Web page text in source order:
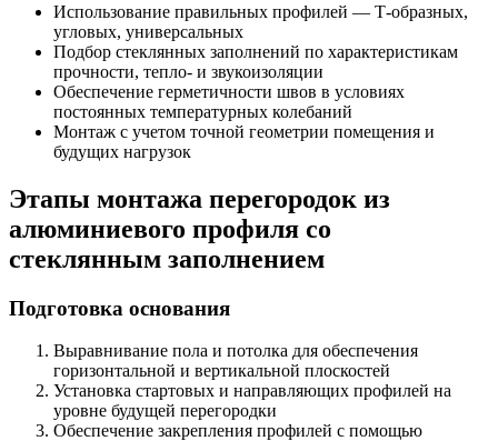
Использование правильных профилей — Т-образных,
угловых, универсальных
Подбор стеклянных заполнений по характеристикам
прочности, тепло- и звукоизоляции
Обеспечение герметичности швов в условиях
постоянных температурных колебаний
Монтаж с учетом точной геометрии помещения и
будущих нагрузок
Этапы монтажа перегородок из
алюминиевого профиля со
стеклянным заполнением
Подготовка основания
Выравнивание пола и потолка для обеспечения
горизонтальной и вертикальной плоскостей
Установка стартовых и направляющих профилей на
уровне будущей перегородки
Обеспечение закрепления профилей с помощью